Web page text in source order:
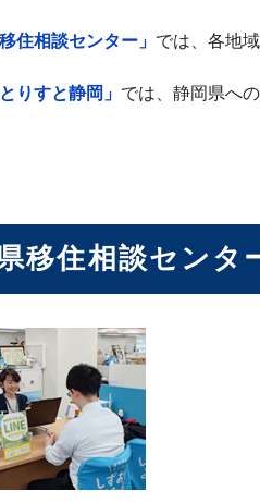
住相談センター」 では、各地
とりすと静岡」 では、静岡県へ
移住相談センタ